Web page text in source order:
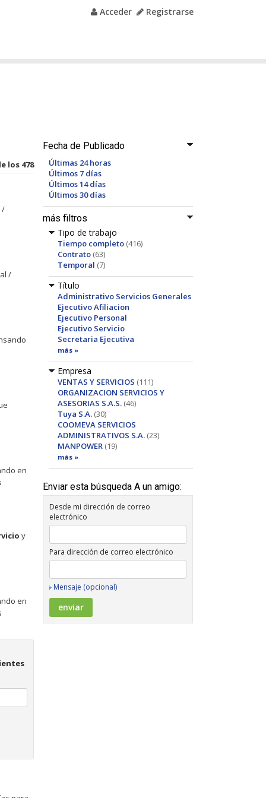
Acceder Registrarse
Fecha de Publicado
Últimas 24 horas
Últimos 7 días
Últimos 14 días
Últimos 30 días
más filtros
Tipo de trabajo
Tiempo completo (416)
Contrato (63)
Temporal (7)
Título
Administrativo Servicios Generales
Ejecutivo Afiliacion
Ejecutivo Personal
Ejecutivo Servicio
Secretaria Ejecutiva
más »
Empresa
VENTAS Y SERVICIOS (111)
ORGANIZACION SERVICIOS Y
ASESORIAS S.A.S. (46)
Tuya S.A. (30)
COOMEVA SERVICIOS
ADMINISTRATIVOS S.A. (23)
MANPOWER (19)
más »
Enviar esta búsqueda A un amigo:
Desde mi dirección de correo
electrónico
Para dirección de correo electrónico
Mensaje (opcional)
los 478
/
/
en
y
en